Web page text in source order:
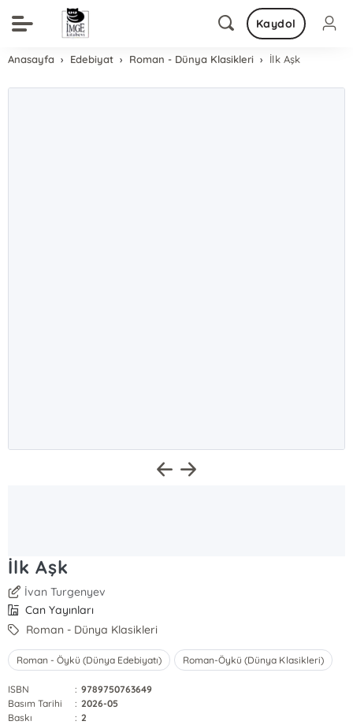
Kaydol
Anasayfa Edebiyat Roman - Dünya Klasikleri İlk Aşk
İlk Aşk
İvan Turgenyev
Can Yayınları
Roman - Dünya Klasikleri
Roman - Öykü (Dünya Edebiyatı) Roman-Öykü (Dünya Klasikleri)
ISBN : 9789750763649
Basım Tarihi
: 2026-05
Baskı
: 2